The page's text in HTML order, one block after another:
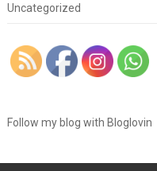
Uncategorized
Follow my blog with Bloglovin